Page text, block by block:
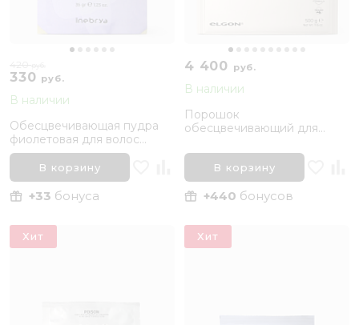
330 руб.
В наличии
Обесцвечивающая пудра
фиолетовая для волос
Inebrya Blondesse Violet
Bleaching Powder, 35 гр
В корзину
+33 бонуса
4 400 руб.
В наличии
Порошок
обесцвечивающий для
Blonde Extra Blue New, 500
В корзину
+440 бонусов
Хит Хит